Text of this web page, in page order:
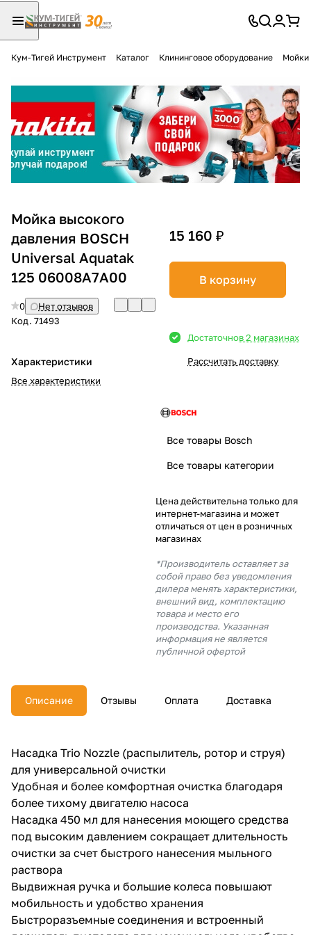
Кум-Тигей Инструмент Каталог Клининговое оборудование Мойки
Мойка высокого
давления BOSCH
Universal Aquatak
125 06008A7A00
0
Нет отзывов
Код. 71493
Характеристики
Все характеристики
15 160 ₽
В корзину
Достаточнов 2 магазинах
Рассчитать доставку
Все товары Bosch
Все товары категории
Цена действительна только для
интернет-магазина и может
отличаться от цен в розничных
магазинах
*Производитель оставляет за
собой право без уведомления
дилера менять характеристики,
внешний вид, комплектацию
товара и место его
производства. Указанная
информация не является
публичной офертой
Описание Отзывы Оплата Доставка
Насадка Trio Nozzle (распылитель, ротор и струя)
для универсальной очистки
Удобная и более комфортная очистка благодаря
более тихому двигателю насоса
Насадка 450 мл для нанесения моющего средства
под высоким давлением сокращает длительность
очистки за счет быстрого нанесения мыльного
раствора
Выдвижная ручка и большие колеса повышают
мобильность и удобство хранения
Быстроразъемные соединения и встроенный
Разбейте
оплатуна части
без переплат
График платежей
Сегодня
25 %
% картой любого банка
% будут
с вашей карты
недели